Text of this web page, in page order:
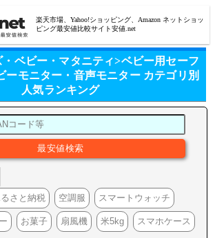
楽天市場、Yahoo!ショッピング、Amazon ネットショッ
ピング最安値比較サイト安値.net
ベビー・マタニティ>ベビー用セーフ
ーモニター・音声モニター カテゴリ別
人気ランキング
さと納税 空調服 スマートウォッチ
お菓子 扇風機 米5kg スマホケース